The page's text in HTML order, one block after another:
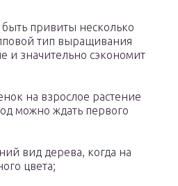
привиты несколько
тип выращивания
и значительно сэкономит
на взрослое растение
можно ждать первого
вид дерева, когда на
цвета;